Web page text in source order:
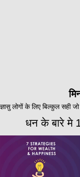
लोगों के लिए बिल्कुल सही
धन के बारे मे